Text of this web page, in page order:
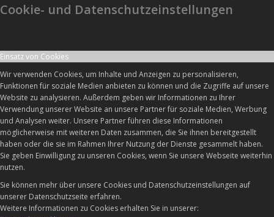
Cookie- und Datenschutzeinstellungen
Einsatz von Cookies
Wir verwenden Cookies, um Inhalte und Anzeigen zu personalisieren,
Funktionen für soziale Medien anbieten zu können und die Zugriffe auf unsere
Website zu analysieren. Außerdem geben wir Informationen zu Ihrer
Verwendung unserer Website an unsere Partner für soziale Medien, Werbung
und Analysen weiter. Unsere Partner führen diese Informationen
möglicherweise mit weiteren Daten zusammen, die Sie ihnen bereitgestellt
haben oder die sie im Rahmen Ihrer Nutzung der Dienste gesammelt haben.
Sie geben Einwilligung zu unseren Cookies, wenn Sie unsere Webseite weiterhin
nutzen.
Sie können mehr über unsere Cookies und Datenschutzeinstellungen auf
unserer Datenschutzseite erfahren.
Weitere Informationen zu Cookies erhalten Sie in unserer: